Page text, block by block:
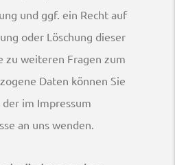
und ggf. ein Recht auf
oder Löschung dieser
zu weiteren Fragen zum
Daten können Sie
im Impressum
an uns wenden.